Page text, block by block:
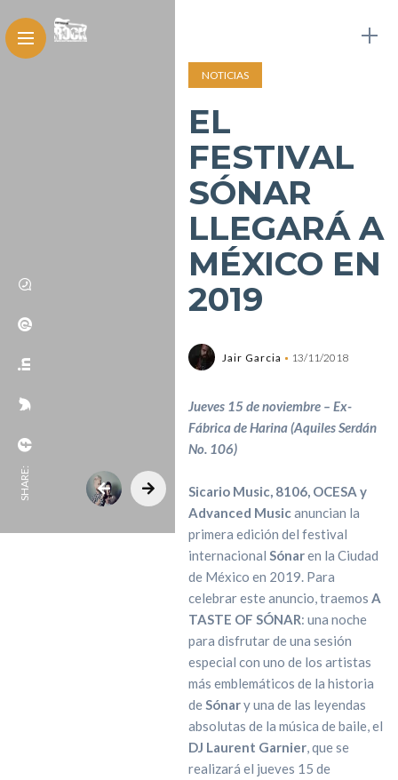
SHARE:
NOTICIAS
EL
FESTIVAL
SÓNAR
LLEGARÁ A
MÉXICO EN
2019
Jair Garcia 13/11/2018
Jueves 15 de noviembre – Ex-
Fábrica de Harina (Aquiles Serdán
No. 106)
Sicario Music, 8106, OCESA y
Advanced Musicanuncian la
primera edición del festival
internacional Sónaren la Ciudad
de México en 2019. Para
celebrar este anuncio, traemos A
TASTE OF SÓNAR: una noche
para disfrutar de una sesión
especial con uno de los artistas
más emblemáticos de la historia
deSónary una de las leyendas
absolutas de la música de baile, el
DJ Laurent Garnier, que se
realizará el jueves 15 de